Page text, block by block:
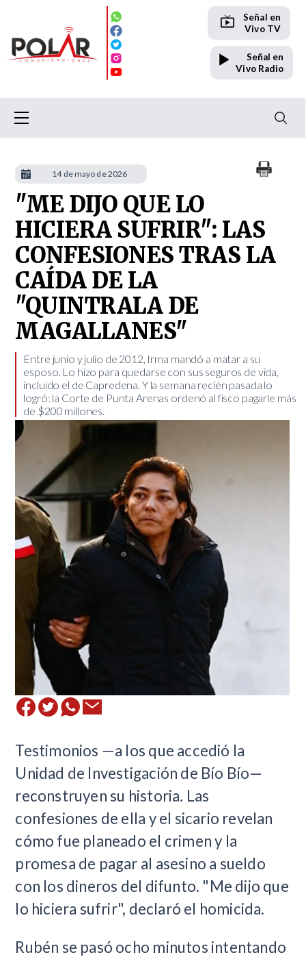
Señal en
Vivo TV
Señal en
Vivo Radio
"ME DIJO QUE LO
HICIERA SUFRIR": LAS
CONFESIONES TRAS LA
CAÍDA DE LA
"QUINTRALA DE
MAGALLANES"
​Entre junio y julio de 2012, Irma mandó a matar a su
esposo. Lo hizo para quedarse con sus seguros de vida,
incluido el de Capredena. Y la semana recién pasada lo
logró: la Corte de Punta Arenas ordenó al fisco pagarle más
de $200 millones.
Testimonios —a los que accedió la
Unidad de Investigación de Bío Bío—
reconstruyen su historia. Las
confesiones de ella y el sicario revelan
cómo fue planeado el crimen y la
promesa de pagar al asesino a sueldo
con los dineros del difunto. "Me dijo que
lo hiciera sufrir", declaró el homicida.
Rubén se pasó ocho minutos intentando
14 de mayo de 2026